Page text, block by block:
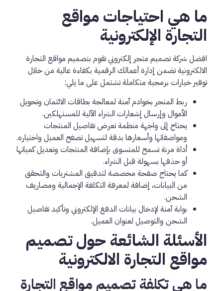
ما هي احتياجات مواقع
التجارة الإلكترونية
افضل شركة تصميم متجر إلكتروني تقوم بتصميم مواقع التجارة
الالكترونية تضمن إدارة أعمالك الرقمية بكفاءة عالية من خلال
توفير خيارات برمجية متكاملة تشتمل على ما يلي:
ربط المتجر بخوادم آمنة لمعالجة بطاقات الائتمان وتحويل
الأموال وإرسال إشعارات الشراء الآلية للمستهلكين.
يحتاج إلى واجهة منظمة تعرض تفاصيل المنتجات
ومواصفاتها وأسعارها بدقة لتسهيل تصفح العميل واختياره.
أداة مرنة تسمح للمتسوق بإضافة المنتجات وتعديل كمياتها
أو حذفها بسهولة قبل الشراء.
كما يحتاج صفحة مخصصة لتدقيق المشتريات والتحقق
من البيانات، إضافة لمعرفة التكلفة الإجمالية ومصاريف
الشحن.
بوابة آمنة لإدخال بيانات الدفع الإلكتروني وتأكيد تفاصيل
الشحن والتوصيل لعنوان العميل.
الأسئلة الشائعة حول تصميم
مواقع التجارة الالكترونية
ما هي تكلفة تصميم مواقع التجارة